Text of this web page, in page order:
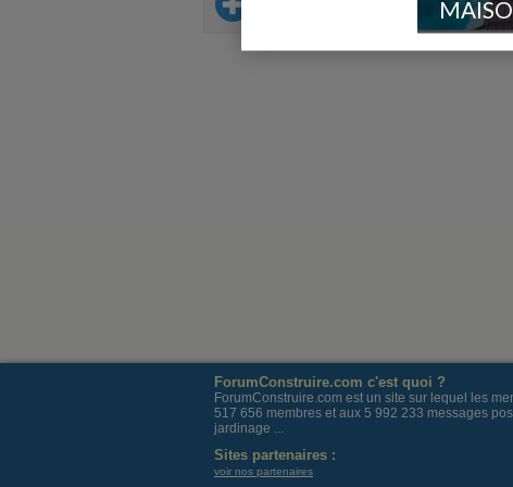
ForumConstruire.com c'est quoi ?
ForumConstruire.com est un site sur lequel les
517 656 membres et aux 5 992 233 messages
jardinage ...
Sites partenaires :
voir nos partenaires